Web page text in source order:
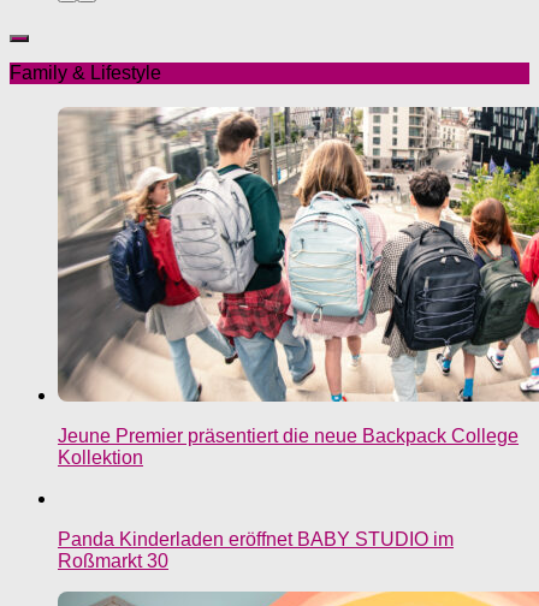
Family & Lifestyle
Jeune Premier präsentiert die neue Backpack College
Kollektion
Panda Kinderladen eröffnet BABY STUDIO im
Roßmarkt 30